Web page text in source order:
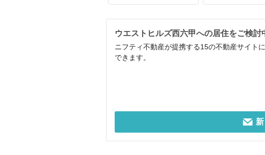
ウエストヒルズ西六甲への居住をご検討
ニフティ不動産が提携する15の不動産サイト
できます。